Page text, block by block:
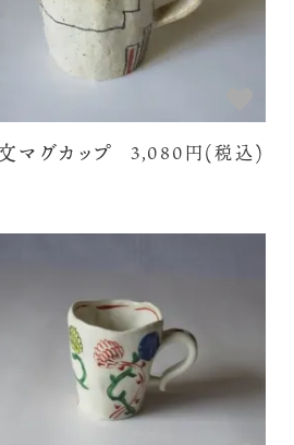
マグカップ 3,080円(税込)